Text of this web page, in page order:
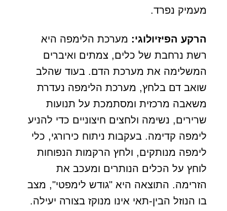
מעמיק נפרד.
הרקע הפיזיולוגי: מערכת הלימפה היא
רשת נרחבת של כלים, צמתים ואיברים
המשלימה את מערכת הדם. בעוד שהלב
שואב דם בלחץ, מערכת הלימפה נעדרת
משאבה מרכזית ומסתמכת על תנועות
שרירים, נשימה ולחצים חיצוניים כדי להניע
לימפה קדימה. בעקבות ניתוח כירורגי, כלי
לימפה מנותקים, ולחץ הרקמות הנפוחות
לוחץ על הכלים הנותרים ומעכב את
הזרימה. התוצאה היא "גודש לימפטי", מצב
בו הנוזל הבין-תאי אינו מנוקז בצורה יעילה.